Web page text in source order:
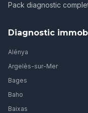
Pack diagnostic
Diagnostic
Alénya
Argelès-sur-Mer
Bages
Baho
Baixas